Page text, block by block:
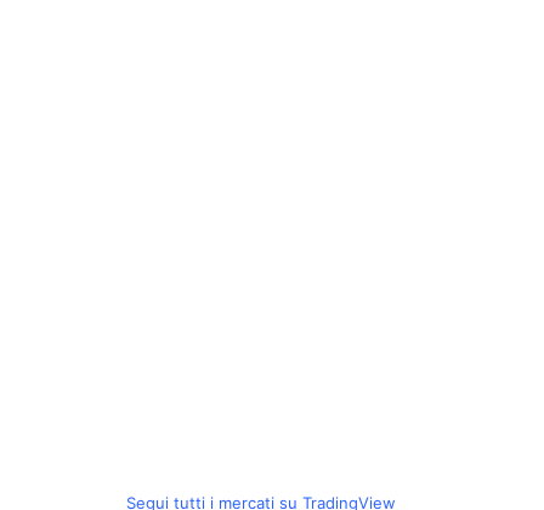
Segui tutti i mercati su TradingView